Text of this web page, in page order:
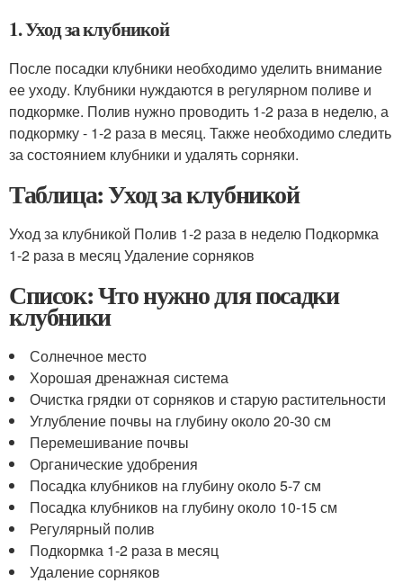
1. Уход за клубникой
После посадки клубники необходимо уделить внимание
ее уходу. Клубники нуждаются в регулярном поливе и
подкормке. Полив нужно проводить 1-2 раза в неделю, а
подкормку - 1-2 раза в месяц. Также необходимо следить
за состоянием клубники и удалять сорняки.
Таблица: Уход за клубникой
Уход за клубникой Полив 1-2 раза в неделю Подкормка
1-2 раза в месяц Удаление сорняков
Список: Что нужно для посадки
клубники
Солнечное место
Хорошая дренажная система
Очистка грядки от сорняков и старую растительности
Углубление почвы на глубину около 20-30 см
Перемешивание почвы
Органические удобрения
Посадка клубников на глубину около 5-7 см
Посадка клубников на глубину около 10-15 см
Регулярный полив
Подкормка 1-2 раза в месяц
Удаление сорняков